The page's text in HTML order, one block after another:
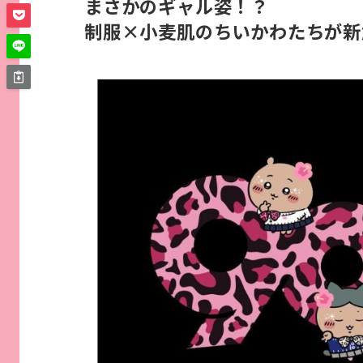
まさかのギャル姿！？
制服×小麦肌のちいかわたちが